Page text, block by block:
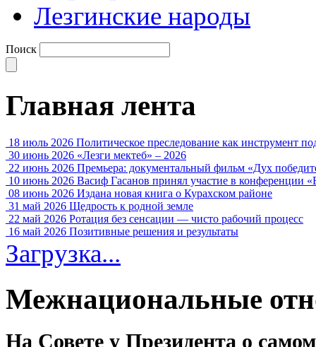
Лезгинские народы
Поиск
Главная лента
18 июль 2026 Политическое преследование как инструмент
30 июнь 2026 «Лезги мектеб» – 2026
22 июнь 2026 Премьера: документальный фильм «Дух
10 июнь 2026 Васиф Гасанов принял участие в конференции
08 июнь 2026 Издана новая книга о Курахском районе
31 май 2026 Щедрость к родной земле
22 май 2026 Ротация без сенсации — чисто рабочий процесс
16 май 2026 Позитивные решения и результаты
Загрузка...
Межнациональные
На Совете у Президента о